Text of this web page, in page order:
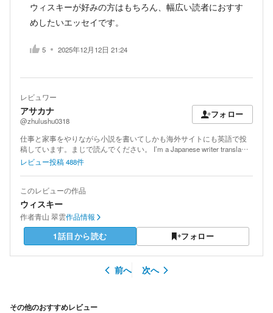
ウィスキーが好みの方はもちろん、幅広い読者におすす
めしたいエッセイです。
5 2025年12月12日 21:24
レビュワー
アサカナ
@zhulushu0318
フォロー
仕事と家事をやりながら小説を書いてしかも海外サイトにも英語で投
稿しています。まじで読んでください。 I’m a Japanese writer transla…
レビュー投稿488件
このレビューの作品
ウィスキー
作者青山 翠雲作品情報
1話目から読む フォロー
前へ 次へ
その他のおすすめレビュー